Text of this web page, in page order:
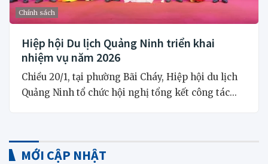
Chính sách
Hiệp hội Du lịch Quảng Ninh triển khai
nhiệm vụ năm 2026
Chiều 20/1, tại phường Bãi Cháy, Hiệp hội du lịch
Quảng Ninh tổ chức hội nghị tổng kết công tác...
MỚI CẬP NHẬT